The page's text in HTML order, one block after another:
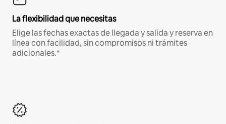
La flexibilidad que necesitas
Elige las fechas exactas de llegada y salida y reserva en
línea con facilidad, sin compromisos ni trámites
adicionales.*